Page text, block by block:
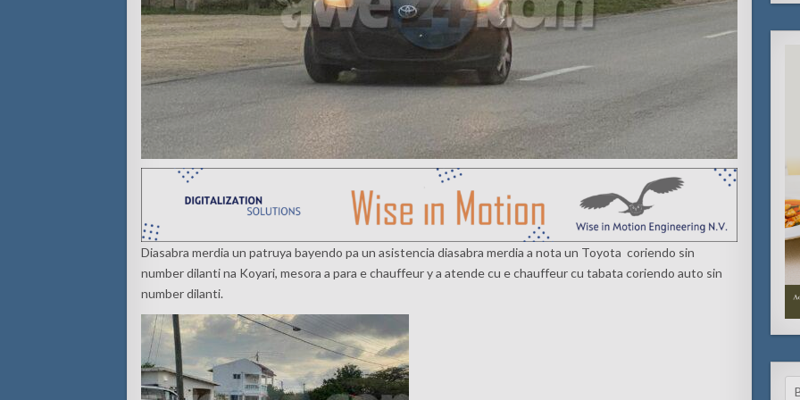
Diasabra merdia un patruya bayendo pa un asistencia diasabra merdia a nota un Toyota coriendo sin
number dilanti na Koyari, mesora a para e chauffeur y a atende cu e chauffeur cu tabata coriendo auto sin
number dilanti.